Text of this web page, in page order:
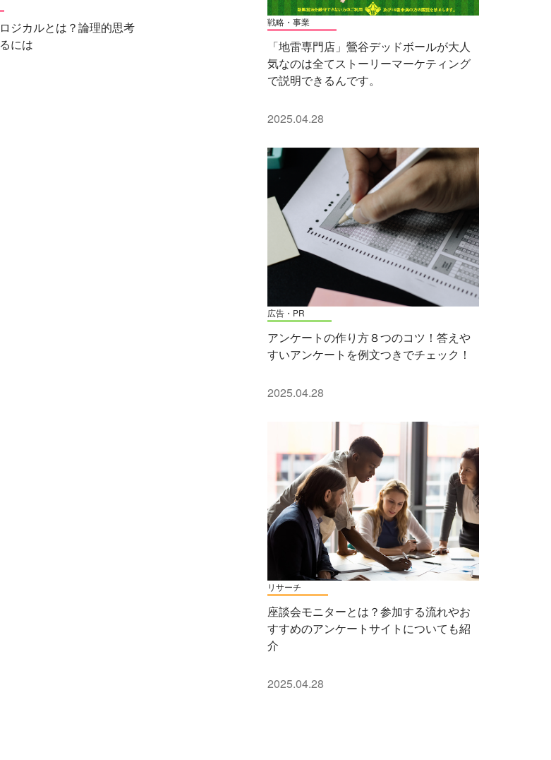
ジカルとは？論理的思考
には
戦略・事業
「地雷専門店」鶯谷デッドボールが大人
気なのは全てストーリーマーケティング
で説明できるんです。
2025.04.28
広告・PR
アンケートの作り方８つのコツ！答えや
すいアンケートを例文つきでチェック！
2025.04.28
リサーチ
座談会モニターとは？参加する流れやお
すすめのアンケートサイトについても紹
介
2025.04.28